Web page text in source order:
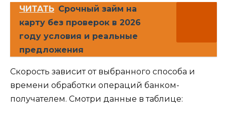
ЧИТАТЬ Срочный займ на
карту без проверок в 2026
году условия и реальные
предложения
Скорость зависит от выбранного способа и
времени обработки операций банком-
получателем. Смотри данные в таблице: